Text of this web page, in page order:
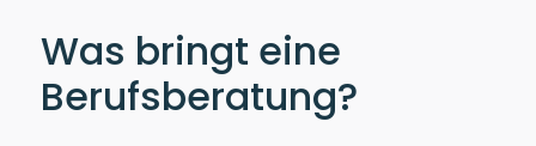
Was bringt eine
Berufsberatung?